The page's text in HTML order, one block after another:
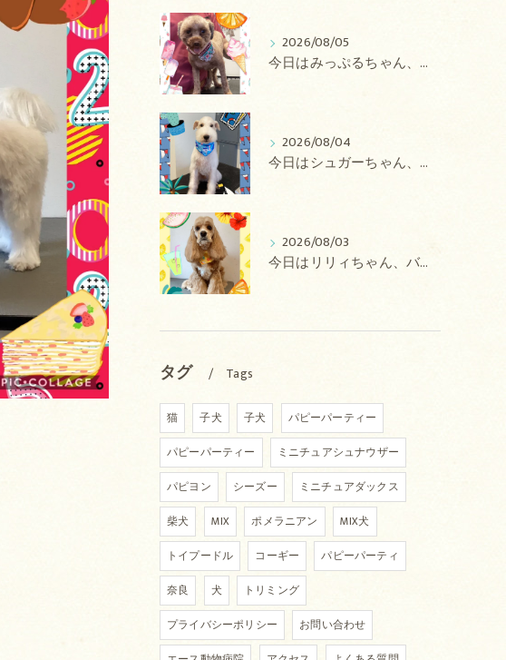
2026/08/05
今日はみっぷるちゃん、アトムちゃん、こたろうちゃん、ルルちゃん、アンジュちゃん、がぶちゃんのトリミングの紹介です【奈良のエース動物病院】
2026/08/04
今日はシュガーちゃん、あずきちゃん、ミルキーちゃん、コロンちゃん、ココちゃんのトリミングの紹介です【奈良のエース動物病院】
2026/08/03
今日はリリィちゃん、バディちゃん、プティちゃん、ナッツちゃん、レンちゃんのトリミングの紹介です【奈良のエース動物病院】
タグ Tags
猫 子犬 子犬
パピーパーティー
パピーパーティー
ミニチュアシュナウザー
パピヨン
シーズー
ミニチュアダックス
柴犬
MIX ポメラニアン
MIX犬
トイプードル
コーギー
パピーパーティ
奈良
犬
トリミング
プライバシーポリシー
お問い合わせ